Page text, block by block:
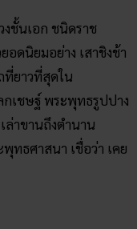
ชั้นเอก ชนิดราช
อดนิยมอย่าง เสาชิงช้า
ยาวที่สุดใน
เชษฐ์ พระพุทธรูปปาง
ล่าขานถึงตำนาน
ทธศาสนา เชื่อว่า เคย